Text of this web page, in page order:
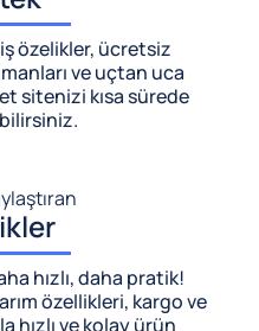
özelikler, ücretsiz
ve uçtan uca
sitenizi kısa sürede
hızlı, daha pratik!
özellikleri, kargo ve
hızlı ve kolay ürün